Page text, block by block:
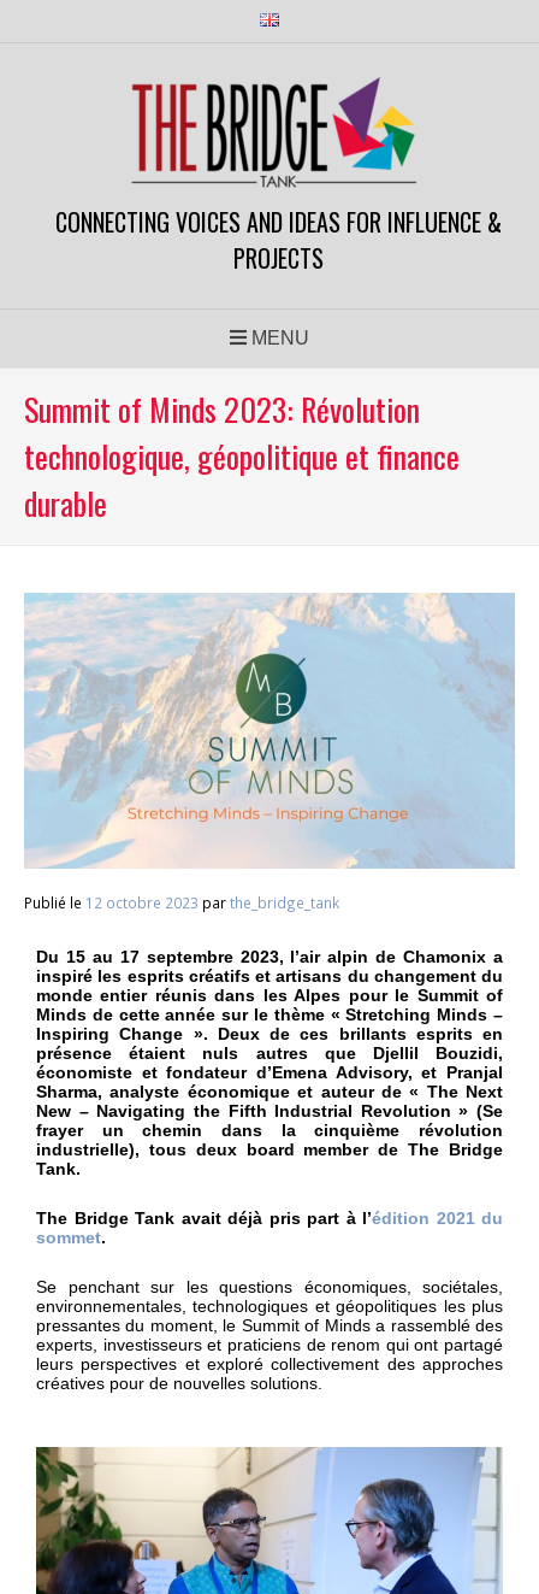
CONNECTING VOICES AND IDEAS FOR INFLUENCE &
PROJECTS
MENU
Summit of Minds 2023: Révolution
technologique, géopolitique et finance
durable
Publié le 12 octobre 2023 parthe_bridge_tank
Du 15 au 17 septembre 2023, l’air alpin de Chamonix a
inspiré les esprits créatifs et artisans du changement du
monde entier réunis dans les Alpes pour le Summit of
Minds de cette année sur le thème « Stretching Minds –
Inspiring Change ». Deux de ces brillants esprits en
présence étaient nuls autres que Djellil Bouzidi,
économiste et fondateur d’Emena Advisory, et Pranjal
Sharma, analyste économique et auteur de « The Next
New – Navigating the Fifth Industrial Revolution » (Se
frayer un chemin dans la cinquième révolution
industrielle), tous deux board member de The Bridge
Tank.
The Bridge Tank avait déjà pris part à l’édition 2021 du
sommet.
Se penchant sur les questions économiques, sociétales,
environnementales, technologiques et géopolitiques les plus
pressantes du moment, le Summit of Minds a rassemblé des
experts, investisseurs et praticiens de renom qui ont partagé
leurs perspectives et exploré collectivement des approches
créatives pour de nouvelles solutions.